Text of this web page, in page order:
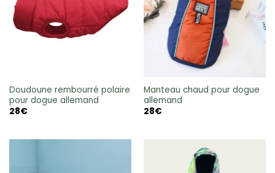
Doudoune rembourré polaire
pour dogue allemand
28€
Manteau chaud pour dogue
allemand
28€